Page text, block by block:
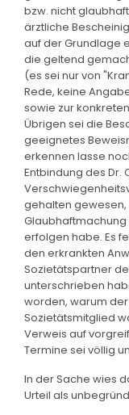
bzw. nicht
ärztliche
auf der Grundlage
die geltend
(es sei nur von
Rede, keine
sowie zur
Übrigen sei die
geeignetes
erkennen lasse
Entbindung des Dr.
gehalten
erfolgen habe. Es
den erkrankten
Sozietätspartner
unterschrieben
worden, warum
Sozietätsmitglied
Verweis auf
Termine sei völlig
In der Sache wies
Urteil als